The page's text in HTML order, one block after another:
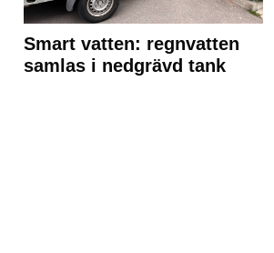
Smart vatten: regnvatten
samlas i nedgrävd tank